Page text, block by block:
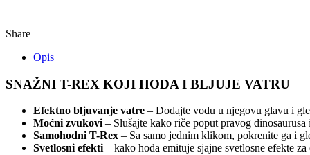
Share
Opis
SNAŽNI T-REX KOJI HODA I BLJUJE VATRU
Efektno bljuvanje vatre – Dodajte vodu u njegovu glavu i
Moćni zvukovi – Slušajte kako riče poput pravog
Samohodni T-Rex – Sa samo jednim klikom, pokrenite ga i
Svetlosni efekti – kako hoda emituje sjajne svetlosne efekte